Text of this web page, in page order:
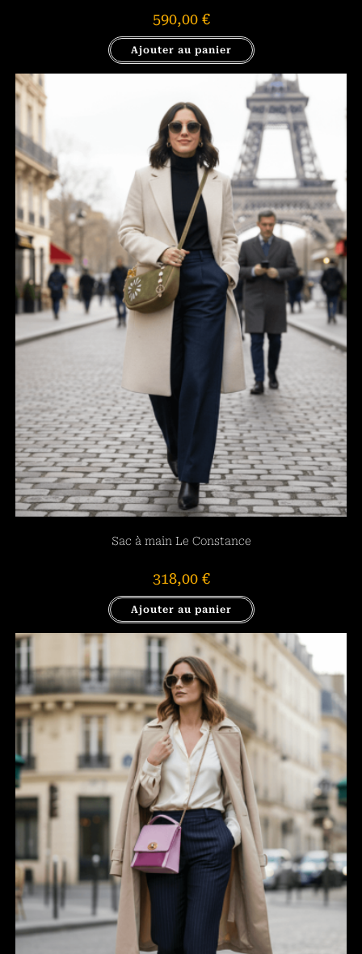
590,00 €
Ajouter au panier
Sac à main Le Constance
318,00 €
Ajouter au panier